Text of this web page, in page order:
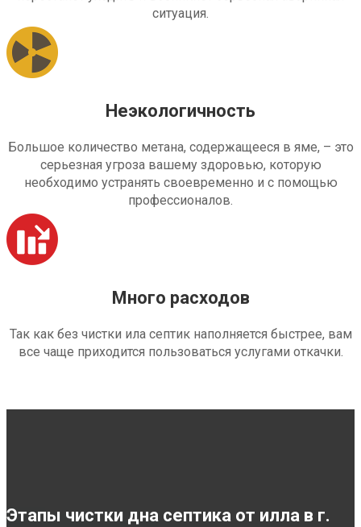
ситуация.
Неэкологичность
Большое количество метана, содержащееся в яме, – это
серьезная угроза вашему здоровью, которую
необходимо устранять своевременно и с помощью
профессионалов.
Много расходов
Так как без чистки ила септик наполняется быстрее, вам
все чаще приходится пользоваться услугами откачки.
Этапы чистки дна септика от илла в г.